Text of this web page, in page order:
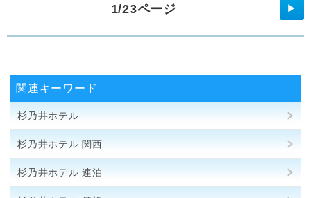
1/23ページ ▶
関連キーワード
杉乃井ホテル
杉乃井ホテル 関西
杉乃井ホテル 連泊